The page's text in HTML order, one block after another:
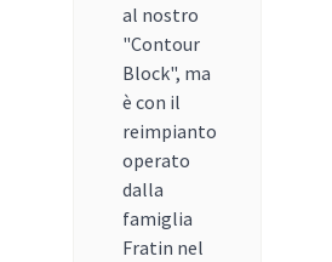
al nostro
"Contour
Block", ma
è con il
reimpianto
operato
dalla
famiglia
Fratin nel